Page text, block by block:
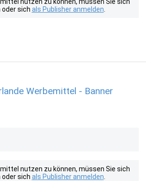
oder sich als Publisher anmelden
Werbemittel - Banner
nutzen zu können, müssen Sie sich
oder sich als Publisher anmelden